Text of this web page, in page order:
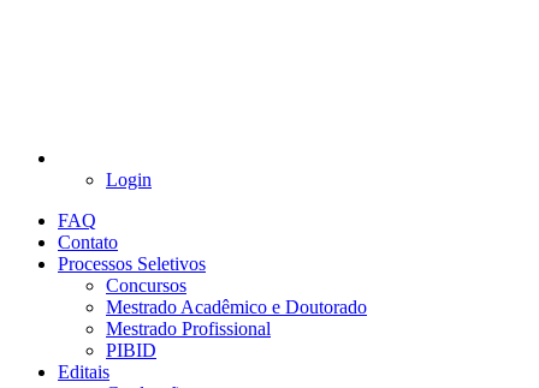
Login
FAQ
Contato
Processos Seletivos
Concursos
Mestrado Acadêmico e Doutorado
Mestrado Profissional
PIBID
Editais